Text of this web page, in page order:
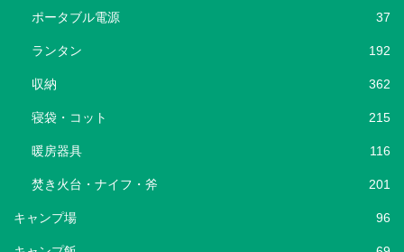
ポータブル電源 37
ランタン 192
収納 362
寝袋・コット 215
暖房器具 116
焚き火台・ナイフ・斧 201
キャンプ場 96